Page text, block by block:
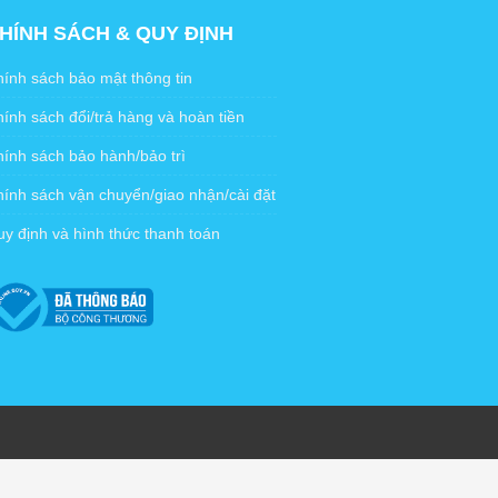
SÁCH & QUY ĐỊNH
sách bảo mật thông tin
sách đổi/trả hàng và hoàn tiền
sách bảo hành/bảo trì
sách vận chuyển/giao nhận/cài đặt
định và hình thức thanh toán